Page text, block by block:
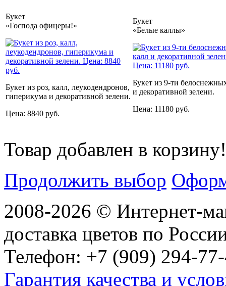
Букет
«Господа офицеры!»
Букет из роз, калл, леукодендронов,
гиперикума и декоративной зелени.
Цена: 8840 руб.
Букет
«Белые каллы»
Букет из 9-ти
и декоративной зелени.
Цена: 11180 руб.
Товар добавлен в корзину!
Продолжить выбор
2008-2026 © Интернет-
доставка цветов по
Телефон: +7 (909) 294-
Гарантия качества и